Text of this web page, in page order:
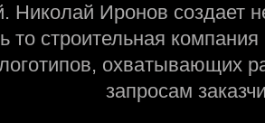
Николай Иронов создает
то строительная
охватывающих
запросам